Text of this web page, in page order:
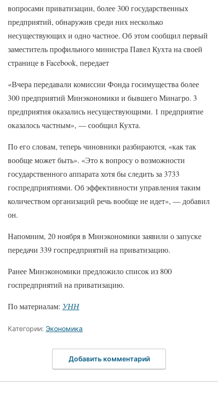
вопросами приватизации, более 300 государственных
предприятий, обнаружив среди них несколько
несуществующих и одно частное. Об этом сообщил первый
заместитель профильного министра Павел Кухта на своей
странице в Facebook, передает
«Вчера передавали комиссии Фонда госимущества более
300 предприятий Минэкономики и бывшего Минагро. 3
предприятия оказались несуществующими. 1 предприятие
оказалось частным», — сообщил Кухта.
По его словам, теперь чиновники разбираются, «как так
вообще может быть». «Это к вопросу о возможности
государственного аппарата хотя бы следить за 3733
госпредприятиями. Об эффективности управления таким
количеством организаций речь вообще не идет», — добавил
он.
Напомним, 20 ноября в Минэкономики заявили о запуске
передачи 339 госпредприятий на приватизацию.
Ранее Минэкономики предложило список из 800
госпредприятий на приватизацию.
По материалам: УНН
Категории: Экономика
Добавить комментарий